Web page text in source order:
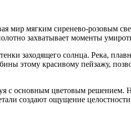
мир мягким сиренево-розовым
захватывает моменты
заходящего солнца. Река,
этому красивому пейзажу,
с основным цветовым
создают ощущение